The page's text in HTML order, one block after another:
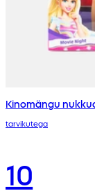
Kinomängu
tarvikutega
10